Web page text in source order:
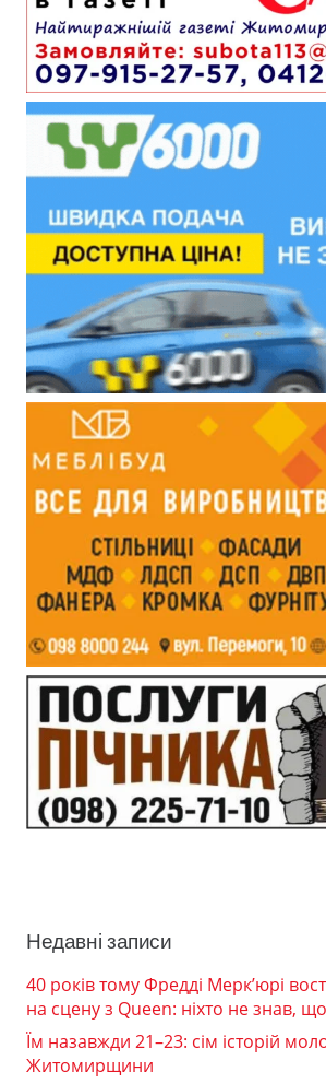
Недавні записи
40 років тому Фредді Мерк’юрі
на сцену з Queen: ніхто не знав,
Їм назавжди 21–23: сім історій
Житомирщини